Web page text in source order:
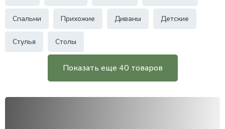
Спальни Прихожие Диваны Детские
Стулья Столы
Показать еще 40 товаров